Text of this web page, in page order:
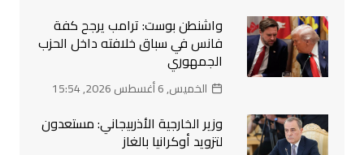
واشنطن بوست: ترامب يرجح كفة
فانس في سباق خلافته داخل الحزب
الجمهوري
الخميس, 6 أغسطس 2026, 15:54
وزير الخارجية الأذربيجاني: مستعدون
لتزويد أوكرانيا بالغاز